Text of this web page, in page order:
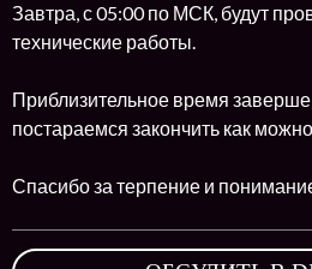
Завтра, с 05:00 по МСК, будут
технические работы.
Приблизительное время
постараемся закончить как
Спасибо за терпение и